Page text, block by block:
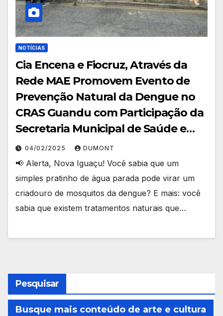
NOTÍCIAS
Cia Encena e Fiocruz, Através da
Rede MAE Promovem Evento de
Prevenção Natural da Dengue no
CRAS Guandu com Participação da
Secretaria Municipal de Saúde e
Sedae
04/02/2025 DUMONT
📢 Alerta, Nova Iguaçu! Você sabia que um
simples pratinho de água parada pode virar um
criadouro de mosquitos da dengue? E mais: você
sabia que existem tratamentos naturais que…
Pesquisar
Busque mais conteúdo de arte e cultura